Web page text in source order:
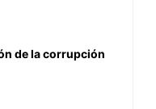
de la corrupción